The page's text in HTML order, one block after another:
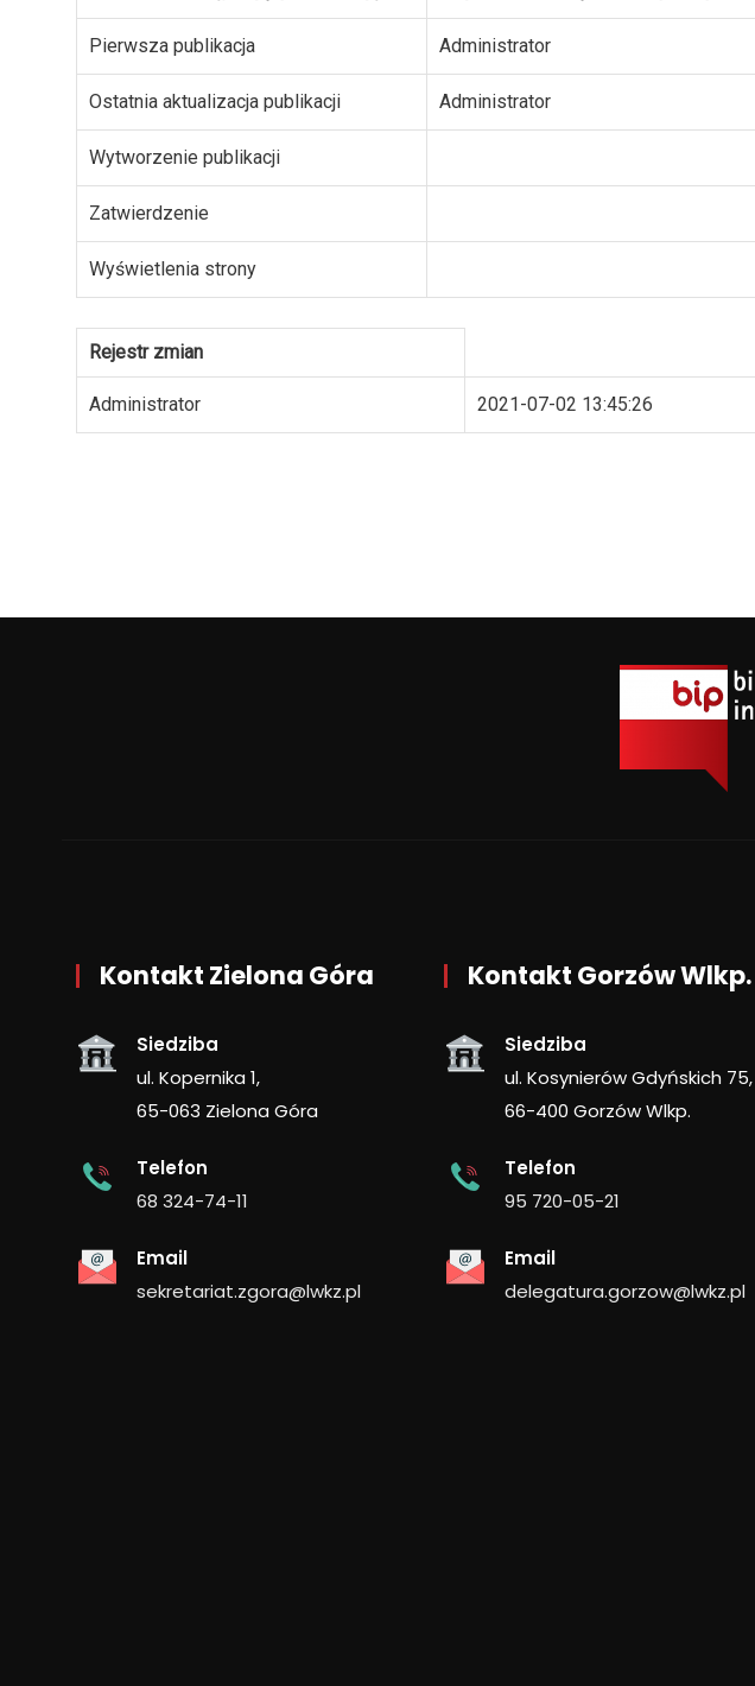
Pierwsza publikacja Administrator
Ostatnia aktualizacja publikacji Administrator
Wytworzenie publikacji
Zatwierdzenie
Wyświetlenia strony
Rejestr zmian
Administrator 2021-07-02 13:45:26
Kontakt Zielona Góra
Siedziba
ul. Kopernika 1,
65-063 Zielona Góra
Telefon
68 324-74-11
Email
sekretariat.zgora@lwkz.pl
Kontakt Gorzów Wlkp.
Siedziba
ul. Kosynierów Gdyńskich 75,
66-400 Gorzów Wlkp.
Telefon
95 720-05-21
Email
delegatura.gorzow@lwkz.pl